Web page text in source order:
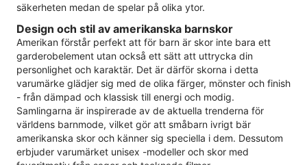
säkerheten medan de spelar på olika ytor.
Design och stil av amerikanska barnskor
Amerikan förstår perfekt att för barn är skor inte bara ett
garderobelement utan också ett sätt att uttrycka din
personlighet och karaktär. Det är därför skorna i detta
varumärke glädjer sig med de olika färger, mönster och finish
- från dämpad och klassisk till energi och modig.
Samlingarna är inspirerade av de aktuella trenderna för
världens barnmode, vilket gör att småbarn ivrigt bär
amerikanska skor och känner sig speciella i dem. Dessutom
erbjuder varumärket unisex -modeller och skor med